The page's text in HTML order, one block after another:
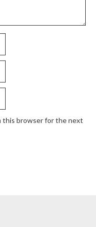
this browser for the next